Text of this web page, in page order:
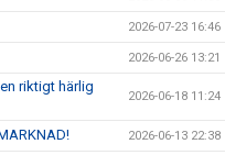
2026-07-23 16:46
2026-06-26 13:21
riktigt härlig
2026-06-18 11:24
2026-06-13 22:38